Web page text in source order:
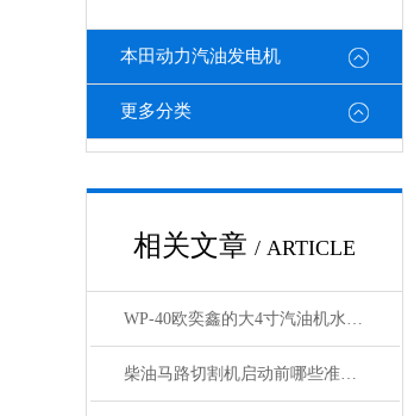
本田动力汽油发电机
更多分类
相关文章 / ARTICLE
WP-40欧奕鑫的大4寸汽油机水泵15P马力
柴油马路切割机启动前哪些准备工作不可忽视？